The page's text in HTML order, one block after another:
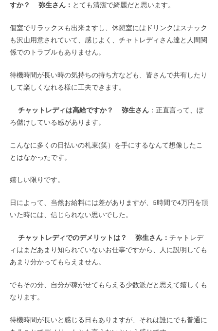
すか？ 弥生さん： とても清潔で綺麗だと思います。
個室でリラックスも出来ますし、休憩室にはドリンクはスナック
も沢山用意されていて、感じよく、チャトレディさん達と人間関
係でのトラブルもありません。
待機時間が長い時の気持ちの持ち方なども、皆さんで共有したり
して楽しくなれる様に工夫できます。
チャットレディは高給ですか？ 弥生さん ：正直言って、ぼ
ろ儲けしている感があります。
こんなに多くの日払いの札束(笑）を手にするなんて想像したこ
とはなかったです。
嬉しい限りです。
日によって、当然お給料には差がありますが、5時間で4万円を頂
いた時には、信じられない思いでした。
チャットレディでのデメリットは？ 弥生さん： チャトレデ
ィはまだあまり知られていないお仕事ですから、人に説明しても
あまり分かってもらえません。
でもその分、自分が稼がせてもらえる少数派だと思えて嬉しくも
なります。
待機時間が長いと感じる日もありますが、それは誰にでも普通に